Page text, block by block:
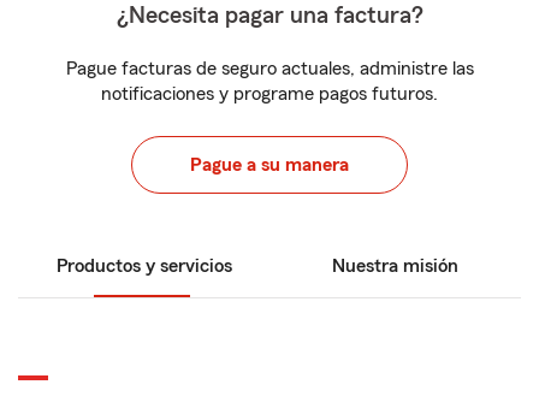
¿Necesita pagar una factura?
Pague facturas de seguro actuales, administre las
notificaciones y programe pagos futuros.
Pague a su manera
Productos y servicios Nuestra misión